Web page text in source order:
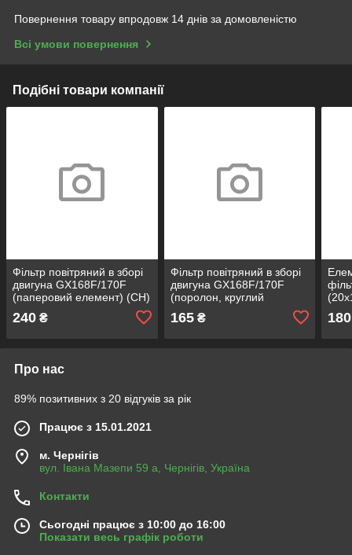
Повернення товару впродовж 14 днів за домовленістю
Всі умови повернення
Подібні товари компанії
Фільтр повітряний в зборі
двигуна GX168F/170F
(паперовий елемент) (СН)
240 ₴
Фільтр повітряний в зборі
двигуна GX168F/170F
(поролон, круглий
165₴ 180
Про нас
89% позитивних з 20 відгуків за рік
Працює з 15.01.2021
м. Чернігів
вул. Івана Мазепи 59 а, Чернігів, Україна
Контакти
Сьогодні працює з 10:00 до 16:00
Показати весь графік роботи